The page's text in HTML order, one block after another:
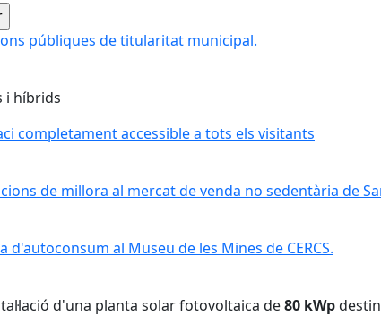
públiques de titularitat municipal.
públiques de titularitat municipal.
i híbrids
completament accessible a tots els visitants
completament accessible a tots els visitants
de millora al mercat de venda no sedentària de
de millora al mercat de venda no sedentària de
al Museu de les Mines de CERCS.
al Museu de les Mines de CERCS.
d'una planta solar fotovoltaica de80 kWp